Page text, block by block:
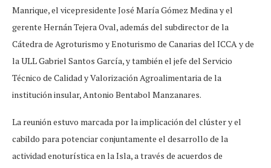
Manrique, el vicepresidente José María Gómez Medina y el
gerente Hernán Tejera Oval, además del subdirector de la
Cátedra de Agroturismo y Enoturismo de Canarias del ICCA y de
la ULL Gabriel Santos García, y también el jefe del Servicio
Técnico de Calidad y Valorización Agroalimentaria de la
institución insular, Antonio Bentabol Manzanares.
La reunión estuvo marcada por la implicación del clúster y el
cabildo para potenciar conjuntamente el desarrollo de la
actividad enoturística en la Isla, a través de acuerdos de